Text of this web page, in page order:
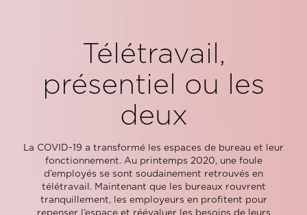
Télétravail,
présentiel ou les
deux
La COVID-19 a transformé les espaces de bureau et leur
fonctionnement. Au printemps 2020, une foule
d’employés se sont soudainement retrouvés en
télétravail. Maintenant que les bureaux rouvrent
tranquillement, les employeurs en profitent pour
repenser l’espace et réévaluer les besoins de leurs